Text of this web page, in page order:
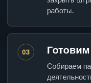
работы.
03
Собираем